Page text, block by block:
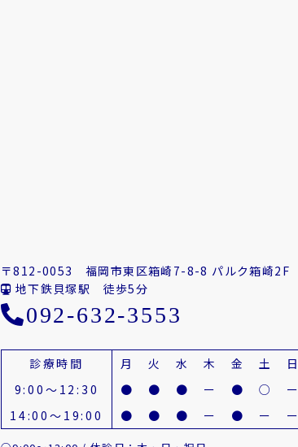
〒812-0053福岡市東区箱崎7-8-8 パルク箱崎2F
地下鉄貝塚駅 徒歩5分
092-632-3553
診療時間 月 火 水 木 金 土 日
9:00～12:30
● ● ● ー ● ○ ー
14:00～19:00
● ● ● ー ● ー ー